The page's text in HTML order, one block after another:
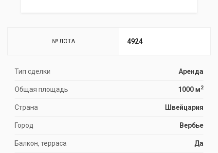
№ ЛОТА 4924
Тип сделки Аренда
Общая площадь 1000 м2
Страна Швейцария
Город Вербье
Балкон, терраса Да